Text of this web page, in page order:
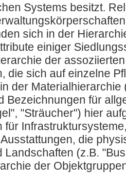
Systems besitzt.
sich in der
einiger
der
die sich auf einzelne
der Materialhierarchie
Bezeichnungen für
"Sträucher") hier
für
die
Landschaften (z.B.
der